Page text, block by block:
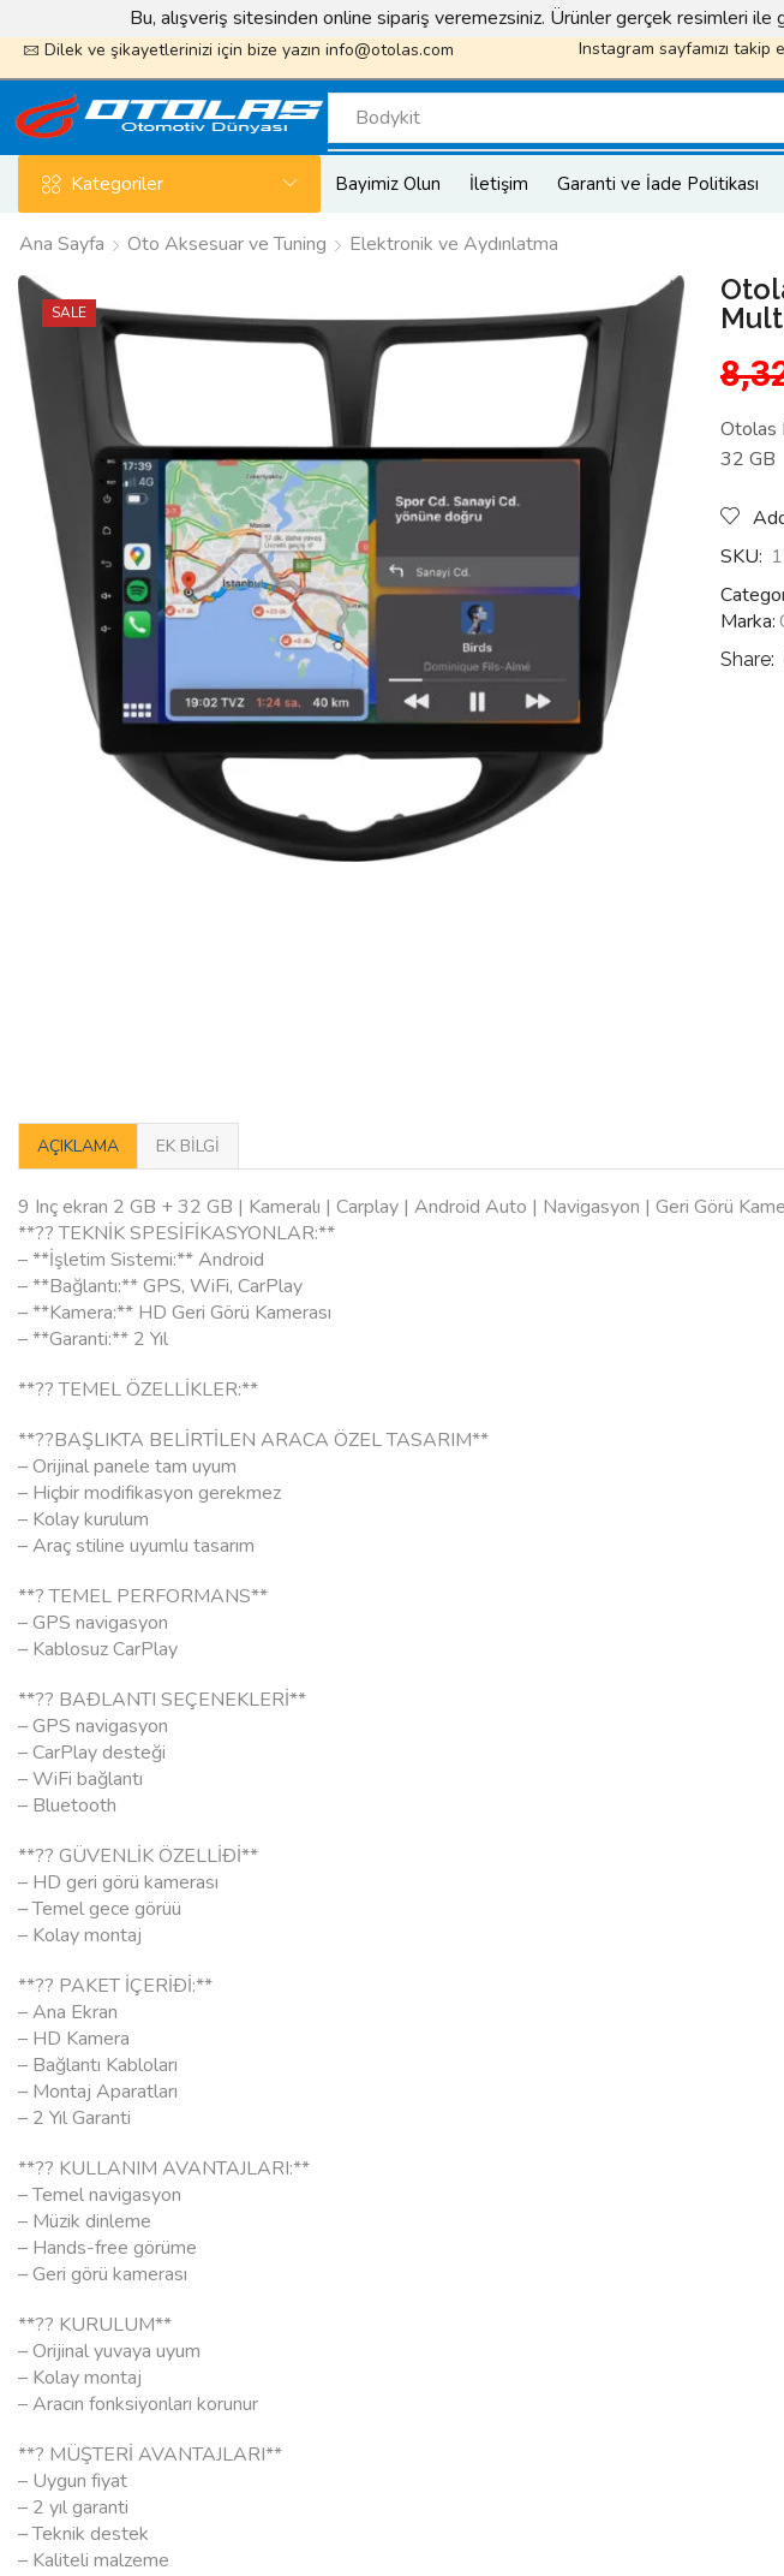
Bu, alışveriş sitesinden online sipariş veremezsiniz. Ürünler gerçek resimleri
Dilek ve şikayetlerinizi için bize yazın info@otolas.com
sayfamızı takip edin ödüller kazanınOtolas_Garaj Instagram sayfamızı
Bodykit
Kategoriler Bayimiz Olun İletişim Garanti ve İade Politikası
Ana Sayfa Oto Aksesuar ve Tuning Elektronik ve Aydınlatma
SALE
Otolas
32 GB
SKU:
Marka:
Share:
AÇIKLAMA EK BILGI
9 Inç ekran 2 GB + 32 GB | Kameralı | Carplay | Android Auto | Navigasyon | Geri Görü
**?? TEKNİK SPESİFİKASYONLAR:**
– **İşletim Sistemi:** Android
– **Bağlantı:** GPS, WiFi, CarPlay
– **Kamera:** HD Geri Görü Kamerası
– **Garanti:** 2 Yıl
**?? TEMEL ÖZELLİKLER:**
**??BAŞLIKTA BELİRTİLEN ARACA ÖZEL TASARIM**
– Orijinal panele tam uyum
– Hiçbir modifikasyon gerekmez
– Kolay kurulum
– Araç stiline uyumlu tasarım
**? TEMEL PERFORMANS**
– GPS navigasyon
– Kablosuz CarPlay
**?? BAÐLANTI SEÇENEKLERİ**
– GPS navigasyon
– CarPlay desteği
– WiFi bağlantı
– Bluetooth
**?? GÜVENLİK ÖZELLİÐİ**
– HD geri görü kamerası
– Temel gece görüü
– Kolay montaj
**?? PAKET İÇERİÐİ:**
– Ana Ekran
– HD Kamera
– Bağlantı Kabloları
– Montaj Aparatları
– 2 Yıl Garanti
**?? KULLANIM AVANTAJLARI:**
– Temel navigasyon
– Müzik dinleme
– Hands-free görüme
– Geri görü kamerası
**?? KURULUM**
– Orijinal yuvaya uyum
– Kolay montaj
– Aracın fonksiyonları korunur
**? MÜŞTERİ AVANTAJLARI**
– Uygun fiyat
– 2 yıl garanti
– Teknik destek
– Kaliteli malzeme